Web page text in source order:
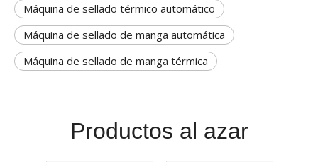
Máquina de sellado térmico automático
Máquina de sellado de manga automática
Máquina de sellado de manga térmica
Productos al azar